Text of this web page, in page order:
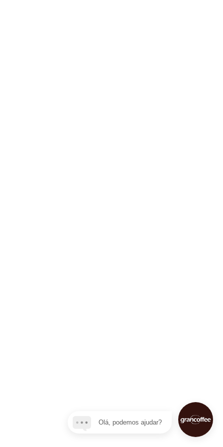
Olá, podemos ajudar?